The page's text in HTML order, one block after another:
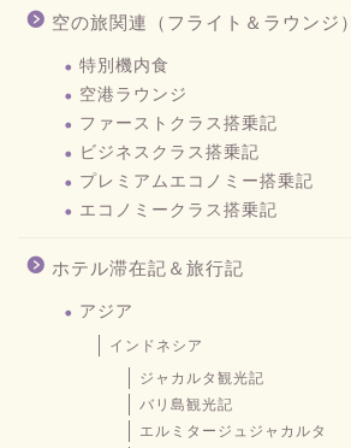
空の旅関連（フライト＆ラウンジ）
特別機内食
空港ラウンジ
ファーストクラス搭乗記
ビジネスクラス搭乗記
プレミアムエコノミー搭乗記
エコノミークラス搭乗記
ホテル滞在記＆旅行記
アジア
インドネシア
ジャカルタ観光記
バリ島観光記
エルミタージュジャカルタ